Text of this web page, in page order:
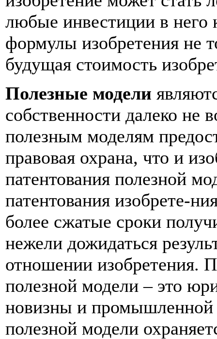
любые инвестиции в него
формулы изобретения не
будущая стоимость
Полезные модели
собственности далеко не
полезным моделям
правовая охрана, что и
патентования полезной
патентования изобрете-
более сжатые сроки
нежели дожидаться
отношении изобретения.
полезной модели – это
новизны и промышленной
полезной модели